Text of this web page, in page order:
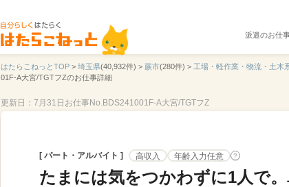
派遣のお仕
はたらこねっとTOP > 埼玉県(40,932件) > 蕨市(280件) > 工場・軽作業・物流・土木
01F-A大宮/TGTフZのお仕事詳細
更新日：7月31日 お仕事No.BDS241001F-A大宮/TGTフZ
[ パート・アルバイト ] 高収入 年齢入力任意 ?
たまには気をつかわずに1人で